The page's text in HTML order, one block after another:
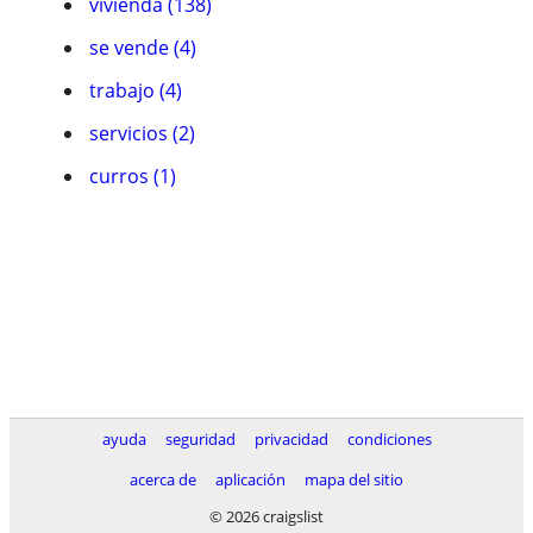
se vende (4)
trabajo (4)
servicios (2)
curros (1)
ayuda seguridad privacidad
condiciones
acerca de
aplicación
mapa del sitio
© 2026 craigslist